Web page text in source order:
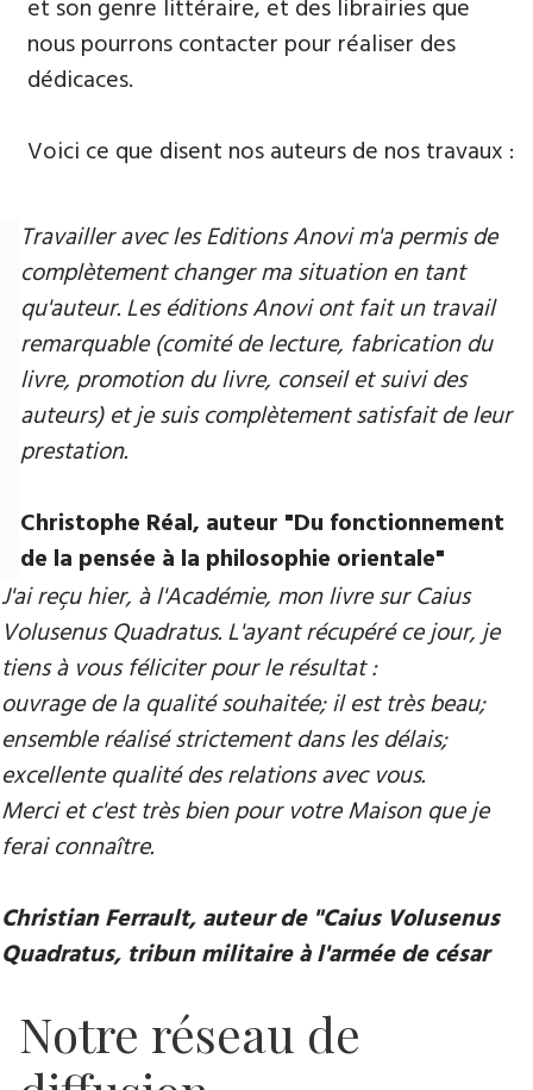
et son genre littéraire, et des librairies que
nous pourrons contacter pour réaliser des
dédicaces.
Voici ce que disent nos auteurs de nos travaux :
Travailler avec les Editions Anovi m'a permis de
complètement changer ma situation en tant
qu'auteur. Les éditions Anovi ont fait un travail
remarquable (comité de lecture, fabrication du
livre, promotion du livre, conseil et suivi des
auteurs) et je suis complètement satisfait de leur
prestation.
Christophe Réal, auteur ​"Du fonctionnement
de la pensée à la philosophie orientale"
J'ai reçu hier, à l'Académie, mon livre sur Caius
Volusenus Quadratus. L'ayant récupéré ce jour, je
tiens à vous féliciter pour le résultat :
ouvrage de la qualité souhaitée; il est très beau;
ensemble réalisé strictement dans les délais;
excellente qualité des relations avec vous.
Merci et c'est très bien pour votre Maison que je
ferai connaître.
Christian Ferrault, auteur de "Caius Volusenus
Quadratus, tribun militaire à l'armée de césar
Notre réseau de